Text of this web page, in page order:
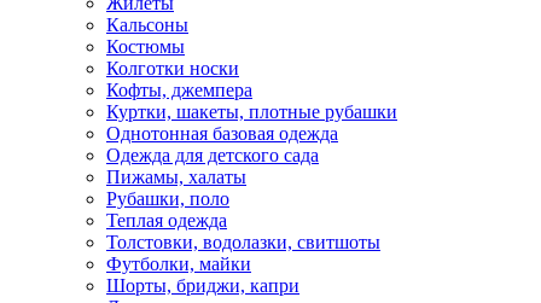
Кальсоны
Костюмы
Колготки носки
Кофты, джемпера
Куртки, шакеты, плотные рубашки
Однотонная базовая одежда
Одежда для детского сада
Пижамы, халаты
Рубашки, поло
Теплая одежда
Толстовки, водолазки, свитшоты
Футболки, майки
Шорты, бриджи, капри